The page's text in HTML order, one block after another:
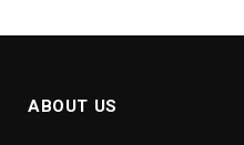
ABOUT US